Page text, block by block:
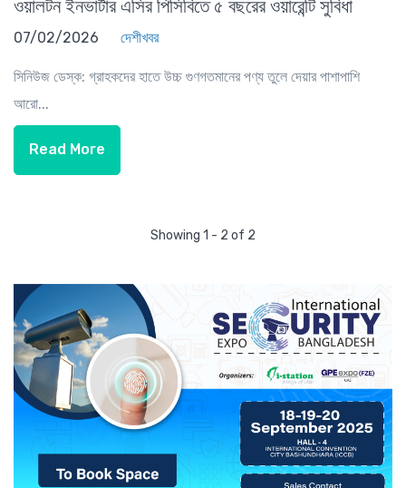
ওয়ালটন ইনভার্টার এসির পিসিবিতে ৫ বছরের ওয়ারেন্টি সুবিধা
07/02/2026 দেশীখবর
সিনিউজ ডেস্ক: গ্রাহকদের হাতে উচ্চ গুণগতমানের পণ্য তুলে দেয়ার পাশাপাশি
আরো...
Read More
Showing 1 - 2 of 2